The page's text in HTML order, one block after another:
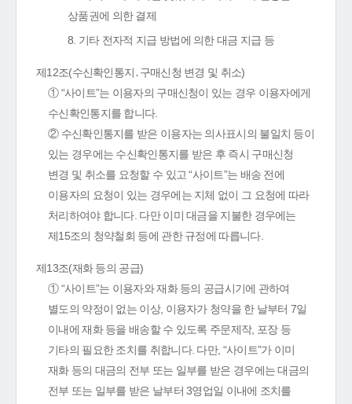
상품권에 의한 결제
8. 기타 전자적 지급 방법에 의한 대금 지급 등
제12조(수신확인통지․구매신청 변경 및 취소)
① “사이트”는 이용자의 구매신청이 있는 경우 이용자에게
수신확인통지를 합니다.
② 수신확인통지를 받은 이용자는 의사표시의 불일치 등이
있는 경우에는 수신확인통지를 받은 후 즉시 구매신청
변경 및 취소를 요청할 수 있고 “사이트”는 배송 전에
이용자의 요청이 있는 경우에는 지체 없이 그 요청에 따라
처리하여야 합니다. 다만 이미 대금을 지불한 경우에는
제15조의 청약철회 등에 관한 규정에 따릅니다.
제13조(재화 등의 공급)
① “사이트”는 이용자와 재화 등의 공급시기에 관하여
별도의 약정이 없는 이상, 이용자가 청약을 한 날부터 7일
이내에 재화 등을 배송할 수 있도록 주문제작, 포장 등
기타의 필요한 조치를 취합니다. 다만, “사이트”가 이미
재화 등의 대금의 전부 또는 일부를 받은 경우에는 대금의
전부 또는 일부를 받은 날부터 3영업일 이내에 조치를